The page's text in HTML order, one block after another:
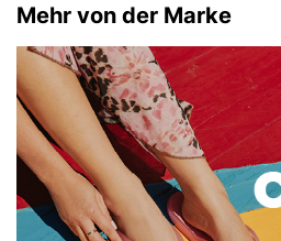
Mehr von der Marke